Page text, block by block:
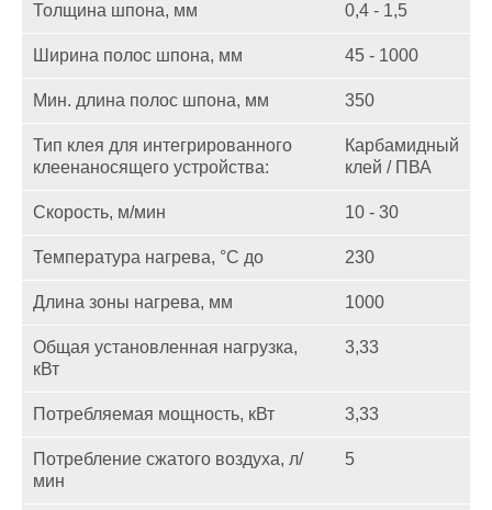
Толщина шпона, мм 0,4 - 1,5
Ширина полос шпона, мм 45 - 1000
Мин. длина полос шпона, мм 350
Тип клея для интегрированного
клеенаносящего устройства:
Карбамидный
клей / ПВА
Скорость, м/мин 10 - 30
Температура нагрева, °C до 230
Длина зоны нагрева, мм 1000
Общая установленная нагрузка,
кВт
3,33
Потребляемая мощность, кВт 3,33
Потребление сжатого воздуха, л/
мин
5